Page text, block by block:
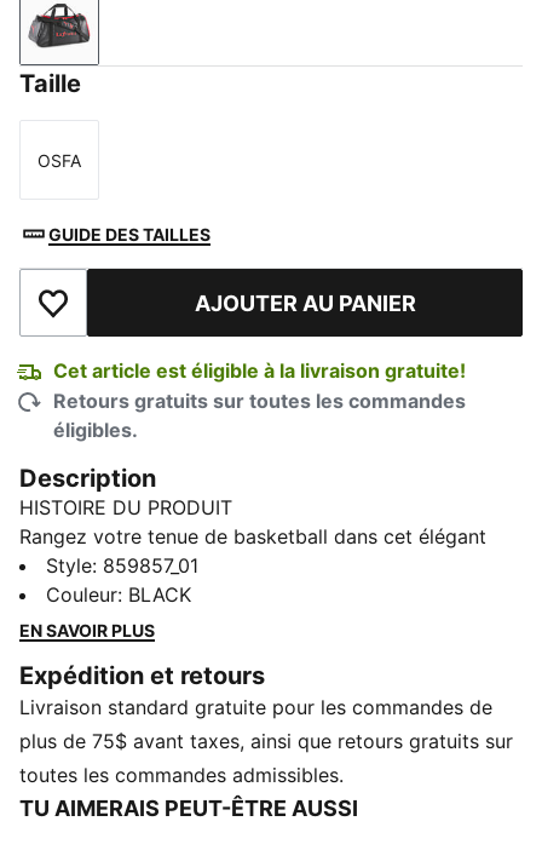
BLACK
Taille
Taille
OSFA
GUIDE DES TAILLES
Ajouter à la liste de souhaits
AJOUTER AU PANIER
Cet article est éligible à la livraison gratuite!
Retours gratuits sur toutes les commandes
éligibles.
Description
HISTOIRE DU PRODUIT
Rangez votre tenue de basketball dans cet élégant
sac de sport. Avec son immense espace de rangement
intérieur et des détails Melo ornés, ce sac vous
couvrira pendant des années. Et avec son marquage
a fière allure.
DÉTAILS
Détails marqués LaFrancé x PUMA x LAMELO BALL
Compartiment principal avec fermeture éclair
Bandoulière ajustable
Style: 859857_01
Couleur: BLACK
EN SAVOIR PLUS
Expédition et retours
Livraison standard gratuite pour les commandes de
plus de 75$ avant taxes, ainsi que retours gratuits sur
toutes les commandes admissibles.
TU AIMERAIS PEUT-ÊTRE AUSSI